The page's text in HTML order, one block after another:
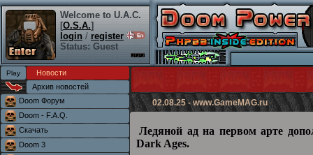
Welcome to U.A.C.
[O.S.A.]
login / register
Status: Guest
Новости
Архив новостей
Doom Форум
Doom - F.A.Q.
Скачать
Doom 3
02.08.25 -www.GameMAG.ru
Ледяной ад на первом арте
Dark Ages.